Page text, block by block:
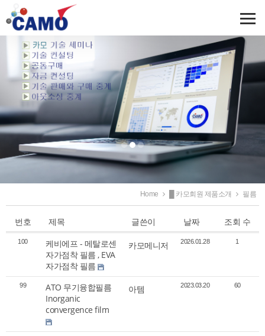
Home █ 카모회원 제품소개 필름
번호 제목 글쓴이 날짜 조회 수
100
케비에프 - 메탈로센
자가점착 필름 , EVA
자가점착 필름
카모메니저 2026.01.28 1
99
ATO 무기융합필름
Inorganic
convergence film
아템 2023.03.20 60